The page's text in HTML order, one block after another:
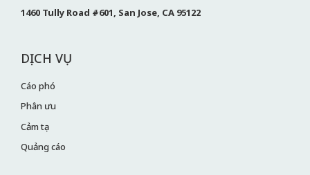
1460 Tully Road #601, San Jose, CA 95122
DỊCH VỤ
Cáo phó
Phân ưu
Cảm tạ
Quảng cáo